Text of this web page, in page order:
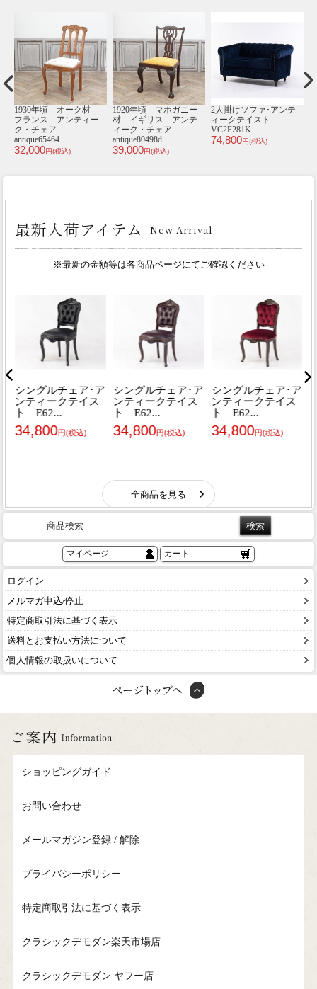
1930年頃 オーク材
フランス アンティー
ク・チェア
antique65464
32,000円(税込)
1920年頃 マホガニー
材 イギリス アンテ
ィーク・チェア
antique80498d
39,000円(税込)
2人掛けソファ･アンテ
ィークテイスト
VC2F281K
74,800円(税込)
商品検索
マイページ カート
ログイン
メルマガ申込/停止
特定商取引法に基づく表示
送料とお支払い方法について
個人情報の取扱いについて
ショッピングガイド
お問い合わせ
メールマガジン登録 / 解除
プライバシーポリシー
特定商取引法に基づく表示
クラシックデモダン楽天市場店
クラシックデモダン ヤフー店